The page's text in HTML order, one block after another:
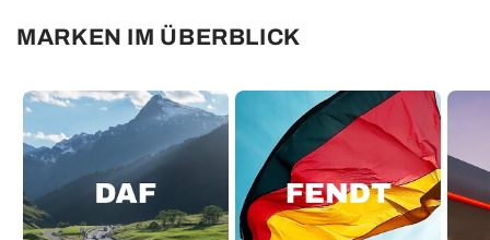
MARKEN IM ÜBERBLICK